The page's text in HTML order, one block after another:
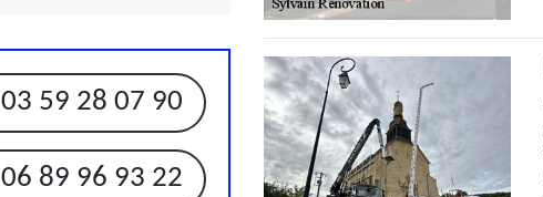
03 59 28 07 90
06 89 96 93 22